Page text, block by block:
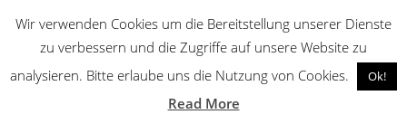
Wir verwenden Cookies um die Bereitstellung unserer Dienste
zu verbessern und die Zugriffe auf unsere Website zu
analysieren. Bitte erlaube uns die Nutzung von Cookies.
Ok!
Read More